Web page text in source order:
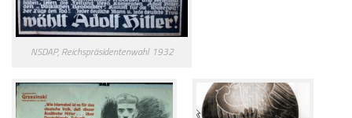
NSDAP, Reichspräsidentenwahl 1932